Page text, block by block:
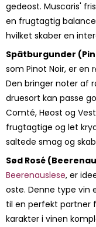
gedeost. Muscaris'
en frugtagtig
hvilket skaber en
Spätburgunder
som Pinot Noir, er en
Den bringer noter af
druesort kan passe
Comté, Høost og
frugtagtige og let
saltede smag og
Sød Rosé
Beerenauslese, er
oste. Denne type vin
til en perfekt partner
karakter i vinen